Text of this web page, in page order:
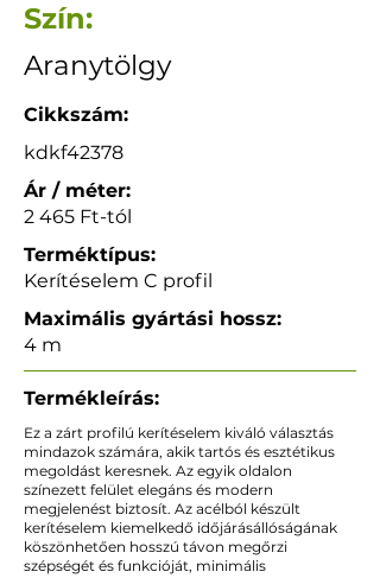
Szín:
Aranytölgy
Cikkszám:
kdkf42378
Ár / méter:
2 465 Ft-tól
Terméktípus:
Kerítéselem C profil
Maximális gyártási hossz:
4 m
Termékleírás:
Ez a zárt profilú kerítéselem kiváló választás
mindazok számára, akik tartós és esztétikus
megoldást keresnek. Az egyik oldalon
színezett felület elegáns és modern
megjelenést biztosít. Az acélból készült
kerítéselem kiemelkedő időjárásállóságának
köszönhetően hosszú távon megőrzi
szépségét és funkcióját, minimális